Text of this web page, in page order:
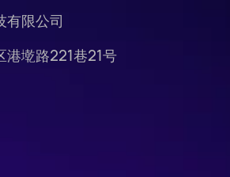
有限公司
港墘路221巷21号